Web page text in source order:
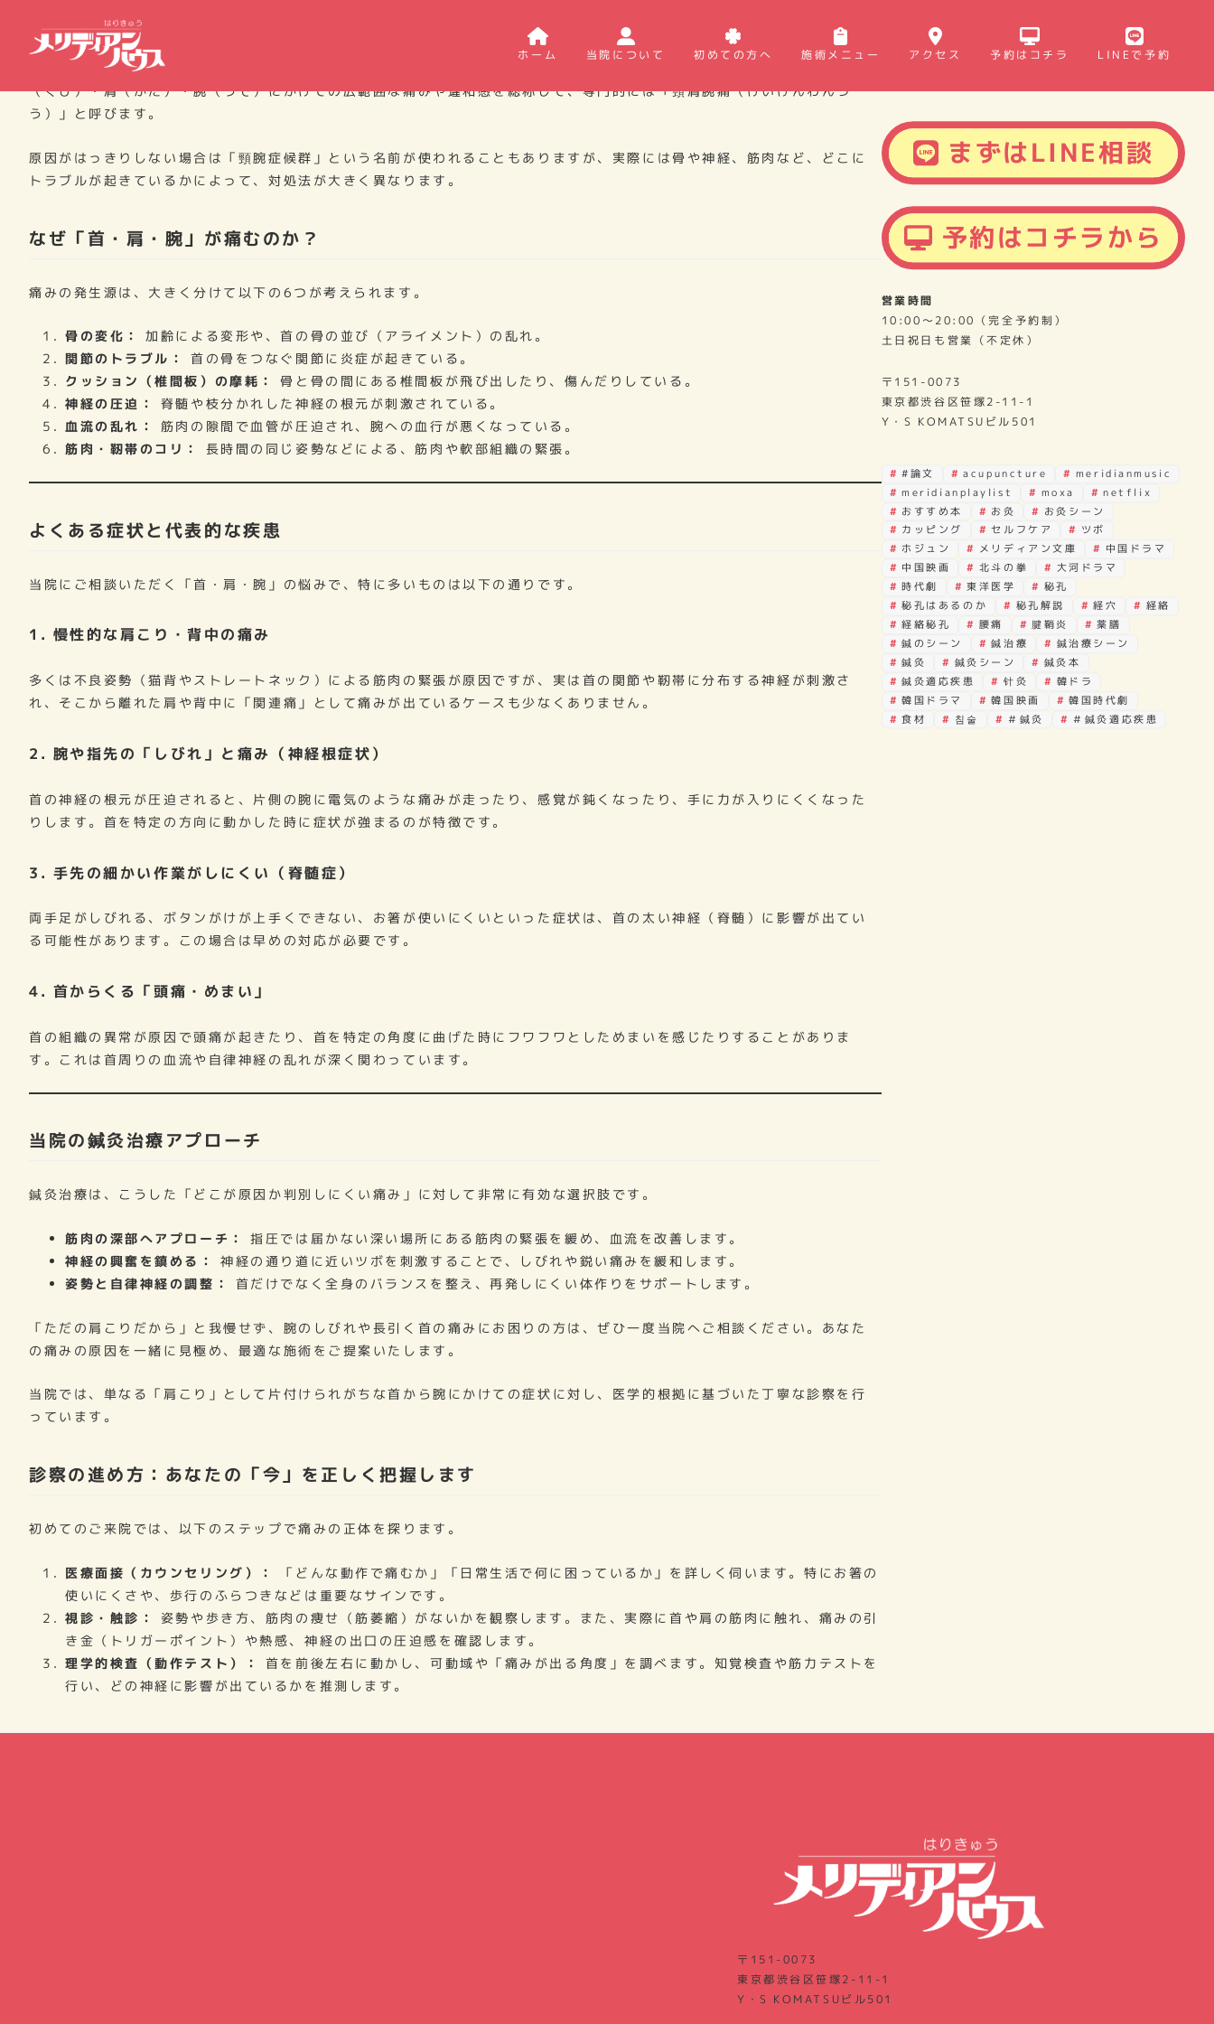
ホーム 当院について 初めての方へ 施術メニュー アクセス 予約はコチラ LINEで予約
「首から肩にかけて重だるい」「腕や指先にしびれを感じる」「湿布を貼っても肩こりが解消しない」……。 このような、首
（くび）・肩（かた）・腕（うで）にかけての広範囲な痛みや違和感を総称して、専門的には「頸肩腕痛（けいけんわんつ
う）」と呼びます。
原因がはっきりしない場合は「頸腕症候群」という名前が使われることもありますが、実際には骨や神経、筋肉など、どこに
トラブルが起きているかによって、対処法が大きく異なります。
なぜ「首・肩・腕」が痛むのか？
痛みの発生源は、大きく分けて以下の6つが考えられます。
骨の変化：
加齢による変形や、首の骨の並び（アライメント）の乱れ。
関節のトラブル：
首の骨をつなぐ関節に炎症が起きている。
クッション（椎間板）の摩耗：
骨と骨の間にある椎間板が飛び出したり、傷んだりしている。
神経の圧迫：
脊髄や枝分かれした神経の根元が刺激されている。
血流の乱れ：
筋肉の隙間で血管が圧迫され、腕への血行が悪くなっている。
筋肉・靭帯のコリ：
長時間の同じ姿勢などによる、筋肉や軟部組織の緊張。
よくある症状と代表的な疾患
当院にご相談いただく「首・肩・腕」の悩みで、特に多いものは以下の通りです。
1. 慢性的な肩こり・背中の痛み
多くは不良姿勢（猫背やストレートネック）による筋肉の緊張が原因ですが、実は首の関節や靭帯に分布する神経が刺激さ
れ、そこから離れた肩や背中に「関連痛」として痛みが出ているケースも少なくありません。
2. 腕や指先の「しびれ」と痛み（神経根症状）
首の神経の根元が圧迫されると、片側の腕に電気のような痛みが走ったり、感覚が鈍くなったり、手に力が入りにくくなった
りします。首を特定の方向に動かした時に症状が強まるのが特徴です。
3. 手先の細かい作業がしにくい（脊髄症）
両手足がしびれる、ボタンがけが上手くできない、お箸が使いにくいといった症状は、首の太い神経（脊髄）に影響が出てい
る可能性があります。この場合は早めの対応が必要です。
4. 首からくる「頭痛・めまい」
首の組織の異常が原因で頭痛が起きたり、首を特定の角度に曲げた時にフワフワとしためまいを感じたりすることがありま
す。これは首周りの血流や自律神経の乱れが深く関わっています。
当院の鍼灸治療アプローチ
鍼灸治療は、こうした「どこが原因か判別しにくい痛み」に対して非常に有効な選択肢です。
筋肉の深部へアプローチ：
指圧では届かない深い場所にある筋肉の緊張を緩め、血流を改善します。
神経の興奮を鎮める：
神経の通り道に近いツボを刺激することで、しびれや鋭い痛みを緩和します。
姿勢と自律神経の調整：
首だけでなく全身のバランスを整え、再発しにくい体作りをサポートします。
「ただの肩こりだから」と我慢せず、腕のしびれや長引く首の痛みにお困りの方は、ぜひ一度当院へご相談ください。あなた
の痛みの原因を一緒に見極め、最適な施術をご提案いたします。
当院では、単なる「肩こり」として片付けられがちな首から腕にかけての症状に対し、医学的根拠に基づいた丁寧な診察を行
っています。
診察の進め方：あなたの「今」を正しく把握します
初めてのご来院では、以下のステップで痛みの正体を探ります。
医療面接（カウンセリング）：
「どんな動作で痛むか」「日常生活で何に困っているか」を詳しく伺います。特にお箸の
使いにくさや、歩行のふらつきなどは重要なサインです。
視診・触診：
姿勢や歩き方、筋肉の痩せ（筋萎縮）がないかを観察します。また、実際に首や肩の筋肉に触れ、痛みの引
き金（トリガーポイント）や熱感、神経の出口の圧迫感を確認します。
理学的検査（動作テスト）：
首を前後左右に動かし、可動域や「痛みが出る角度」を調べます。知覚検査や筋力テストを
行い、どの神経に影響が出ているかを推測します。
まずはLINE相談
予約はコチラから
営業時間
10:00～20:00（完全予約制）
土日祝日も営業（不定休）
〒151-0073
東京都渋谷区笹塚2-11-1
Y・S KOMATSUビル501
#論文 acupuncture
meridianmusic
meridianplaylist
moxa
netflix
おすすめ本
お灸
お灸シーン
カッピング
セルフケア
ツボ
ホジュン
メリディアン文庫
中国ドラマ
中国映画
北斗の拳
大河ドラマ
時代劇
東洋医学
秘孔
秘孔はあるのか
秘孔解説 経穴
経絡
経絡秘孔
腰痛 腱鞘炎
薬膳
鍼のシーン
鍼治療
鍼治療シーン
鍼灸
鍼灸シーン
鍼灸本
鍼灸適応疾患
针灸
韓ドラ
韓国ドラマ
韓国映画
韓国時代劇
食材
침술 ＃鍼灸 ＃鍼灸適応疾患
〒151-0073
東京都渋谷区笹塚2-11-1
Y・S KOMATSUビル501